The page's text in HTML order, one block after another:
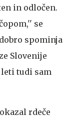
in odločen.
se
spominja
Slovenije
tudi sam
rdeče